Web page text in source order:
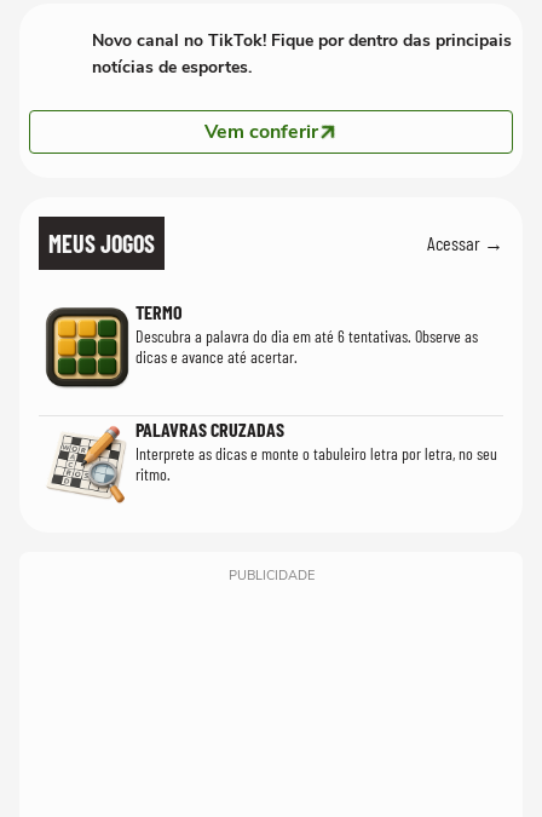
Novo canal no TikTok! Fique por dentro das principais
notícias de esportes.
Vem conferir
MEUS JOGOS Acessar →
TERMO
Descubra a palavra do dia em até 6 tentativas. Observe as
dicas e avance até acertar.
PALAVRAS CRUZADAS
Interprete as dicas e monte o tabuleiro letra por letra, no seu
ritmo.
PUBLICIDADE